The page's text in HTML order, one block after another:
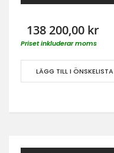
138 200,00 kr
Priset inkluderar moms
LÄGG TILL I ÖNSKELISTA